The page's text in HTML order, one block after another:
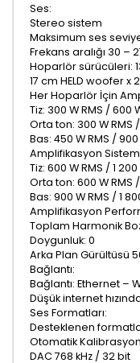
Ses:
Stereo sistem
Maksimum ses
Frekans aralığı 30 –
Hoparlör sürücüleri:
17 cm HELD woofer x 2
Her Hoparlör İçin
Tiz: 300 W RMS / 600
Orta ton: 300 W RMS
Bas: 450 W RMS /
Amplifikasyon
Tiz: 600 W RMS / 1
Orta ton: 600 W RMS
Bas: 900 W RMS / 1
Amplifikasyon
Toplam Harmonik
Doygunluk: 0
Arka Plan Gürültüsü
Bağlantı:
Bağlantı: Ethernet –
Düşük internet
Ses Formatları:
Desteklenen
Otomatik Kalibrasyon
DAC 768 kHz / 32 bit